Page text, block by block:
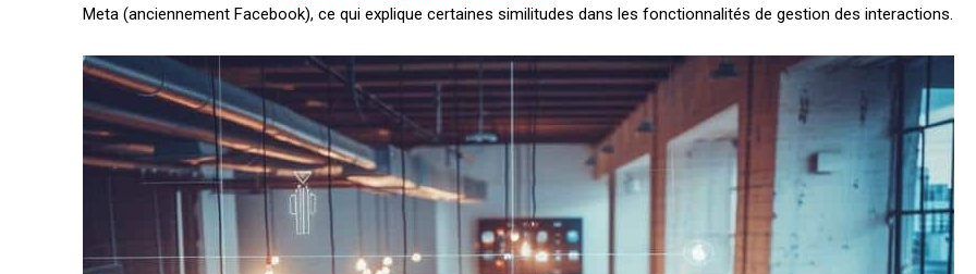
Meta (anciennement Facebook), ce qui explique certaines similitudes dans les fonctionnalités de gestion des interactions.